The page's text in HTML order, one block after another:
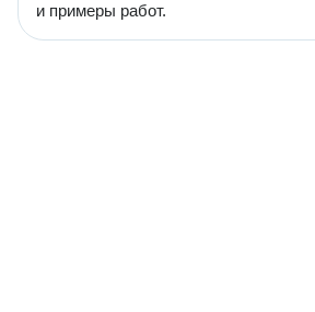
и примеры работ.